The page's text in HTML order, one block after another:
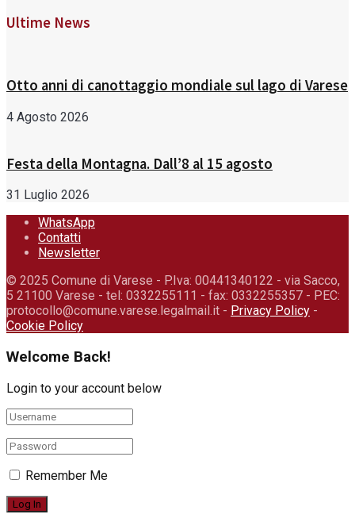
Ultime News
Otto anni di canottaggio mondiale sul lago di Varese
4 Agosto 2026
Festa della Montagna. Dall’8 al 15 agosto
31 Luglio 2026
WhatsApp
Contatti
Newsletter
© 2025 Comune di Varese - P.Iva: 00441340122 - via Sacco,
5 21100 Varese - tel: 0332255111 - fax: 0332255357 - PEC:
protocollo@comune.varese.legalmail.it - Privacy Policy -
Cookie Policy
Welcome Back!
Login to your account below
Remember Me